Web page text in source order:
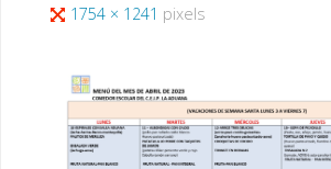
Tamaño
1754 × 1241 pixels